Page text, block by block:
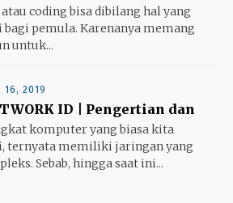
coding bisa dibilang hal yang
pemula. Karenanya memang
untuk...
16, 2019
ID | Pengertian dan
komputer yang biasa kita
ternyata memiliki jaringan yang
Sebab, hingga saat ini...